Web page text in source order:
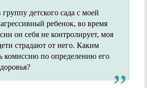
детского сада с моей
ребенок, во время
он себя не контролирует, моя
страдают от него. Каким
комиссию по определению его